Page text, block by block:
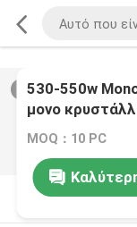
/0
530-550w
μονο
MOQ：10 PC
Περιγραφή